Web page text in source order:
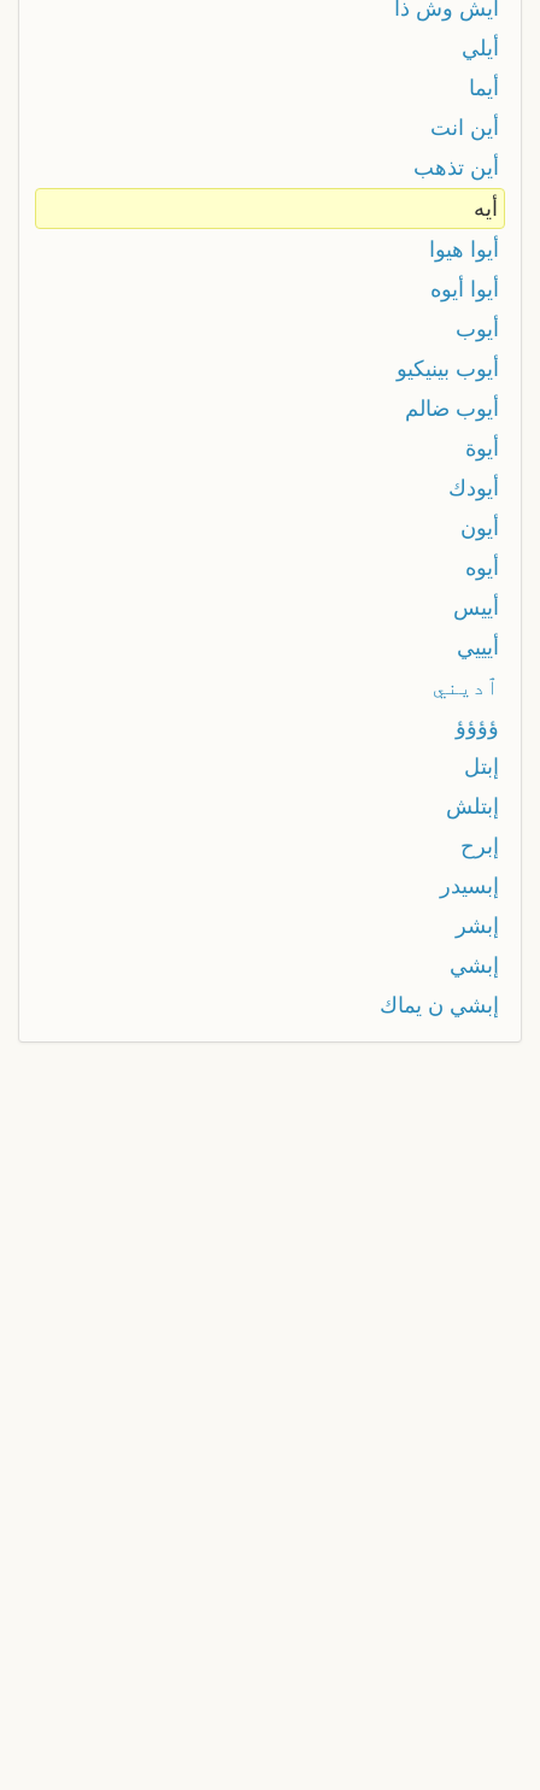
أيش وش ذا
أيلي
أيما
أين انت
أين تذهب
أيه
أيوا هيوا
أيوا أيوه
أيوب
أيوب بينيكيو
أيوب ضالم
أيوة
أيودك
أيون
أيوه
أييس
أيييي
ٱديني
ؤؤؤؤ
إبتل
إبتلش
إبرح
إبسيدر
إبشر
إبشي
إبشي ن يماك